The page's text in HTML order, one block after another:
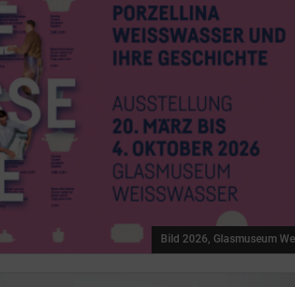
Bild 2026, Glasmuseum